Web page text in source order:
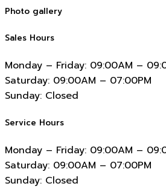
Photo gallery
Sales Hours
Monday – Friday: 09:00AM –
Saturday: 09:00AM – 07:00PM
Sunday: Closed
Service Hours
Monday – Friday: 09:00AM –
Saturday: 09:00AM – 07:00PM
Sunday: Closed